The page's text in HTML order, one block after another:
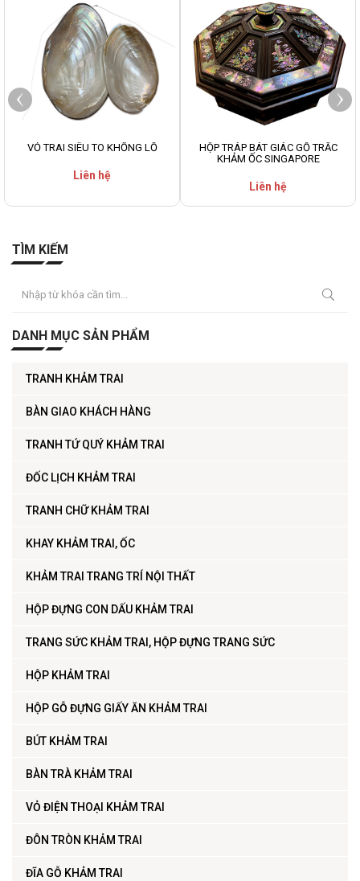
VỎ TRAI SIÊU TO KHỔNG LỒ
Liên hệ
HỘP TRÁP BÁT GIÁC GỖ TRẮC
KHẢM ỐC SINGAPORE
Liên hệ
TÌM KIẾM
DANH MỤC SẢN PHẨM
TRANH KHẢM TRAI
BÀN GIAO KHÁCH HÀNG
TRANH TỨ QUÝ KHẢM TRAI
ĐỐC LỊCH KHẢM TRAI
TRANH CHỮ KHẢM TRAI
KHAY KHẢM TRAI, ỐC
KHẢM TRAI TRANG TRÍ NỘI THẤT
HỘP ĐỰNG CON DẤU KHẢM TRAI
TRANG SỨC KHẢM TRAI, HỘP ĐỰNG TRANG SỨC
HỘP KHẢM TRAI
HỘP GỖ ĐỰNG GIẤY ĂN KHẢM TRAI
BÚT KHẢM TRAI
BÀN TRÀ KHẢM TRAI
VỎ ĐIỆN THOẠI KHẢM TRAI
ĐÔN TRÒN KHẢM TRAI
ĐĨA GỖ KHẢM TRAI